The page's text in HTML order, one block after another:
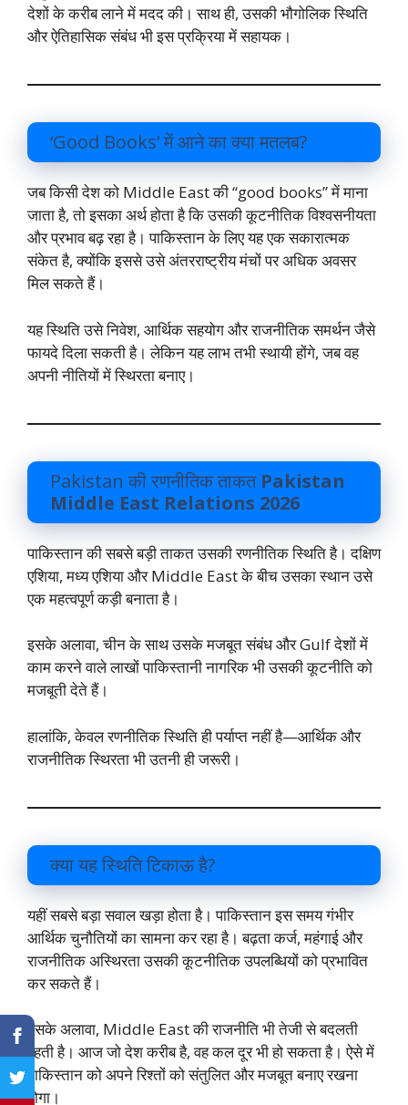
देशों के करीब लाने में मदद की। साथ ही, उसकी भौगोलिक स्थिति
और ऐतिहासिक संबंध भी इस प्रक्रिया में सहायक।
‘Good Books’ में आने का क्या मतलब?
जब किसी देश को Middle East की “good books” में माना
जाता है, तो इसका अर्थ होता है कि उसकी कूटनीतिक विश्वसनीयता
और प्रभाव बढ़ रहा है। पाकिस्तान के लिए यह एक सकारात्मक
संकेत है, क्योंकि इससे उसे अंतरराष्ट्रीय मंचों पर अधिक अवसर
मिल सकते हैं।
यह स्थिति उसे निवेश, आर्थिक सहयोग और राजनीतिक समर्थन जैसे
फायदे दिला सकती है। लेकिन यह लाभ तभी स्थायी होंगे, जब वह
अपनी नीतियों में स्थिरता बनाए।
Pakistan की रणनीतिक ताकत Pakistan
Middle East Relations 2026
पाकिस्तान की सबसे बड़ी ताकत उसकी रणनीतिक स्थिति है। दक्षिण
एशिया, मध्य एशिया और Middle East के बीच उसका स्थान उसे
एक महत्वपूर्ण कड़ी बनाता है।
इसके अलावा, चीन के साथ उसके मजबूत संबंध और Gulf देशों में
काम करने वाले लाखों पाकिस्तानी नागरिक भी उसकी कूटनीति को
मजबूती देते हैं।
हालांकि, केवल रणनीतिक स्थिति ही पर्याप्त नहीं है—आर्थिक और
राजनीतिक स्थिरता भी उतनी ही जरूरी।
क्या यह स्थिति टिकाऊ है?
यहीं सबसे बड़ा सवाल खड़ा होता है। पाकिस्तान इस समय गंभीर
आर्थिक चुनौतियों का सामना कर रहा है। बढ़ता कर्ज, महंगाई और
राजनीतिक अस्थिरता उसकी कूटनीतिक उपलब्धियों को प्रभावित
कर सकते हैं।
इसके अलावा, Middle East की राजनीति भी तेजी से बदलती
रहती है। आज जो देश करीब है, वह कल दूर भी हो सकता है। ऐसे में
पाकिस्तान को अपने रिश्तों को संतुलित और मजबूत बनाए रखना
होगा।